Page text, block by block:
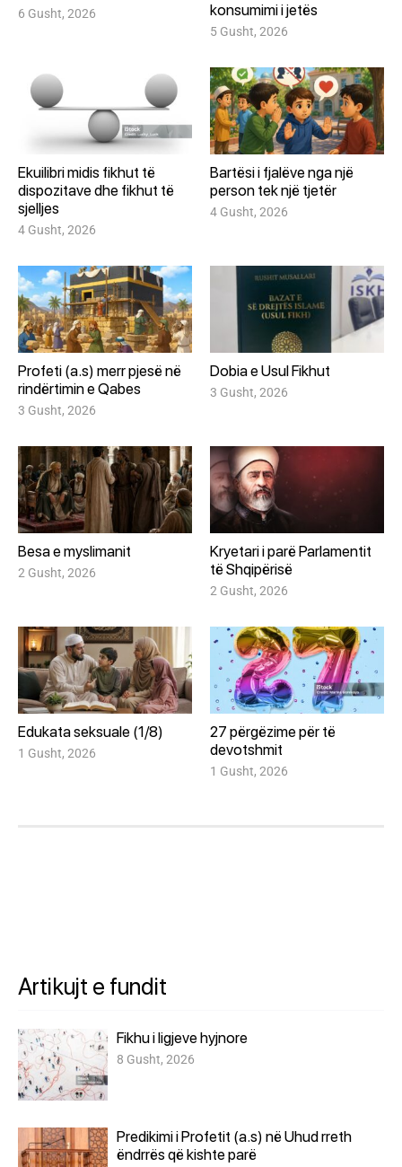
6 Gusht, 2026
konsumimi i jetës
5 Gusht, 2026
Ekuilibri midis fikhut të
dispozitave dhe fikhut të
sjelljes
4 Gusht, 2026
Bartësi i fjalëve nga një
person tek një tjetër
4 Gusht, 2026
Profeti (a.s) merr pjesë në
rindërtimin e Qabes
3 Gusht, 2026
Dobia e Usul Fikhut
3 Gusht, 2026
Besa e myslimanit
2 Gusht, 2026
Kryetari i parë Parlamentit
të Shqipërisë
2 Gusht, 2026
Edukata seksuale (1/8)
1 Gusht, 2026
27 përgëzime për të
devotshmit
1 Gusht, 2026
Artikujt e fundit
Fikhu i ligjeve hyjnore
8 Gusht, 2026
Predikimi i Profetit (a.s) në Uhud rreth
ëndrrës që kishte parë